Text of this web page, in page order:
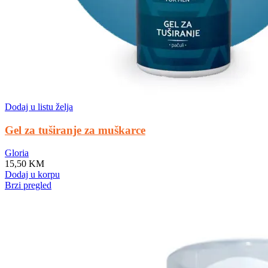
Dodaj u listu želja
Gel za tuširanje za muškarce
Gloria
15,50 KM
Dodaj u korpu
Brzi pregled